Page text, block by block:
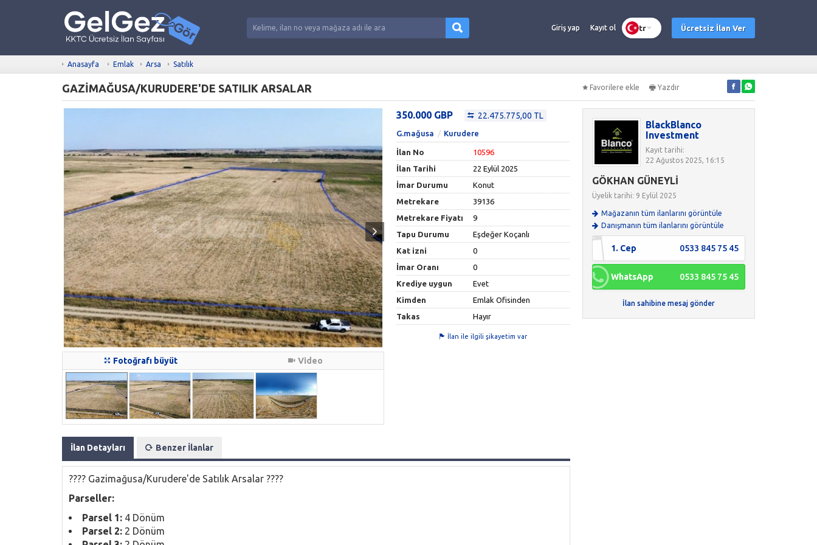
Giriş yap Kayıt ol tr Ücretsiz İlan Ver
Anasayfa Emlak Arsa Satılık
GAZİMAĞUSA/KURUDERE'DE SATILIK ARSALAR Favorilere ekle Yazdır
Fotoğrafı büyüt Video
350.000 GBP 22.475.775,00 TL
G.mağusa Kurudere
İlan No
10596
İlan Tarihi
22 Eylül 2025
İmar Durumu
Konut
Metrekare
39136
Metrekare Fiyatı
9
Tapu Durumu
Eşdeğer Koçanlı
Kat izni
0
İmar Oranı
0
Krediye uygun
Evet
Kimden
Emlak Ofisinden
Takas
Hayır
İlan ile ilgili şikayetim var
İlan Detayları Benzer İlanlar
????️ Gazimağusa/Kurudere'de Satılık Arsalar ????️
Parseller:
Parsel 1: 4 Dönüm
Parsel 2: 2 Dönüm
BlackBlanco
Investment
Kayıt tarihi:
22 Ağustos 2025, 16:15
GÖKHAN GÜNEYLİ
Üyelik tarihi: 9 Eylül 2025
Mağazanın tüm ilanlarını görüntüle
Danışmanın tüm ilanlarını görüntüle
1. Cep 0533 845 75 45
WhatsApp 0533 845 75 45
İlan sahibine mesaj gönder